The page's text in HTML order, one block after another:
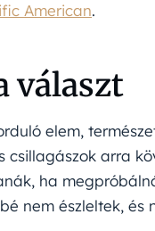
American.
választ
elem,
arra
ha
nem észleltek, és